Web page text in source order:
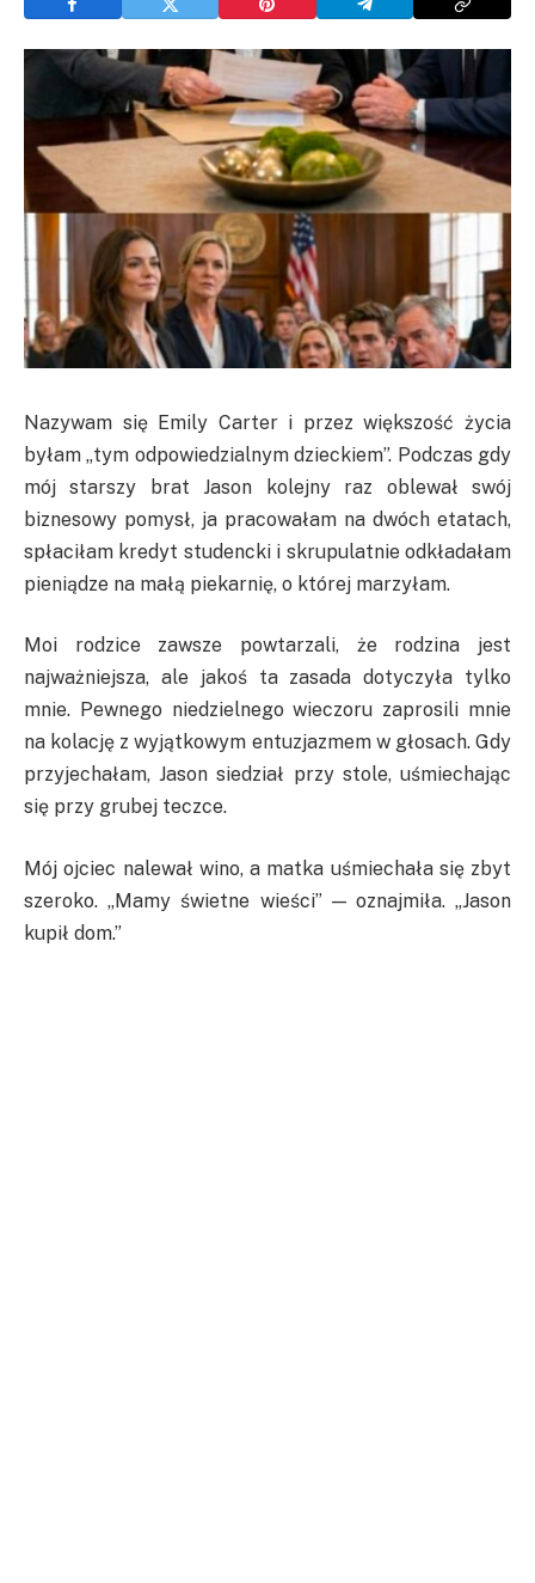
Nazywam się Emily Carter i przez większość życia
byłam „tym odpowiedzialnym dzieckiem”. Podczas gdy
mój starszy brat Jason kolejny raz oblewał swój
biznesowy pomysł, ja pracowałam na dwóch etatach,
spłaciłam kredyt studencki i skrupulatnie odkładałam
pieniądze na małą piekarnię, o której marzyłam.
Moi rodzice zawsze powtarzali, że rodzina jest
najważniejsza, ale jakoś ta zasada dotyczyła tylko
mnie. Pewnego niedzielnego wieczoru zaprosili mnie
na kolację z wyjątkowym entuzjazmem w głosach. Gdy
przyjechałam, Jason siedział przy stole, uśmiechając
się przy grubej teczce.
Mój ojciec nalewał wino, a matka uśmiechała się zbyt
szeroko. „Mamy świetne wieści” — oznajmiła. „Jason
kupił dom.”